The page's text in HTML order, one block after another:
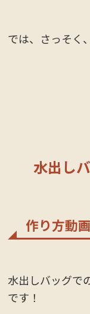
では、さっそく
水出し
作り方動画
水出しバッグで
です！